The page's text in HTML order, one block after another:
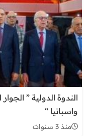
الندوة الدولية ”
واسبانيا “
منذ 3 سنوات